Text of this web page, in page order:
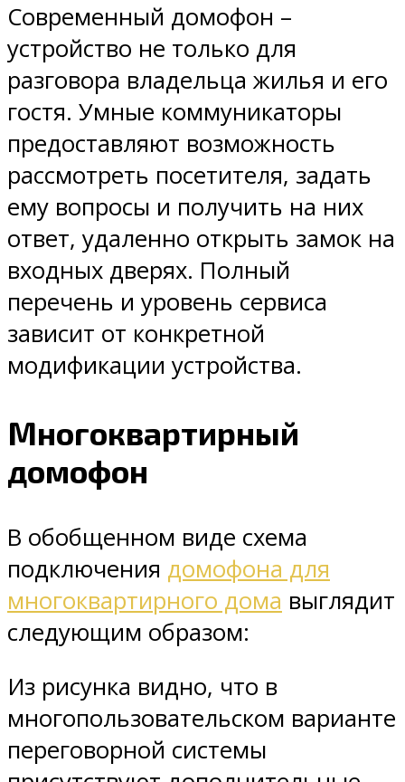
Современный домофон –
устройство не только для
разговора владельца жилья и его
гостя. Умные коммуникаторы
предоставляют возможность
рассмотреть посетителя, задать
ему вопросы и получить на них
ответ, удаленно открыть замок на
входных дверях. Полный
перечень и уровень сервиса
зависит от конкретной
модификации устройства.
Многоквартирный
домофон
В обобщенном виде схема
подключения домофона для
многоквартирного дома выглядит
следующим образом:
Из рисунка видно, что в
многопользовательском варианте
переговорной системы